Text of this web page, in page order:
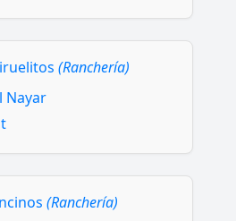
(Ranchería)
Nayar
(Ranchería)